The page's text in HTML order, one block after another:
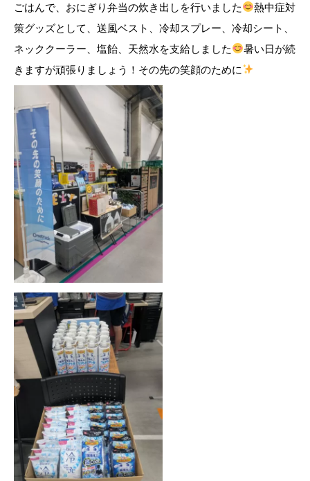
ごはんで、おにぎり弁当の炊き出しを行いました
熱中症対
策グッズとして、送風ベスト、冷却スプレー、冷却シート、
ネッククーラー、塩飴、天然水を支給しました
暑い日が続
きますが頑張りましょう！その先の笑顔のために